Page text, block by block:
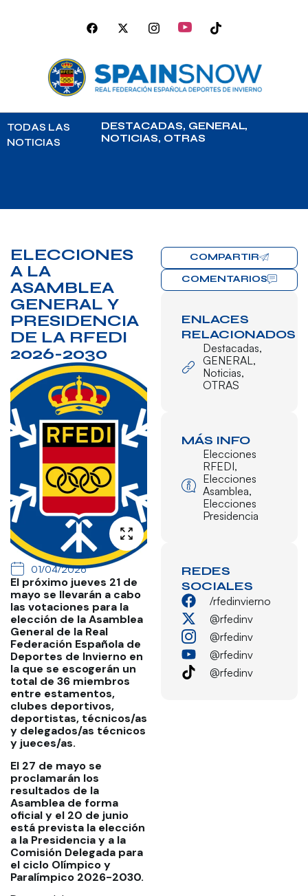
TODAS LAS
NOTICIAS
DESTACADAS, GENERAL,
NOTICIAS, OTRAS
ELECCIONES
A LA
ASAMBLEA
GENERAL Y
PRESIDENCIA
DE LA RFEDI
2026-2030
01/04/2026
El próximo jueves 21 de
mayo se llevarán a cabo
las votaciones para la
elección de la Asamblea
General de la Real
Federación Española de
Deportes de Invierno en
la que se escogerán un
total de 36 miembros
entre estamentos,
clubes deportivos,
deportistas, técnicos/as
y delegados/as técnicos
y jueces/as.
El 27 de mayo se
proclamarán los
resultados de la
Asamblea de forma
oficial y el 20 de junio
está prevista la elección
a la Presidencia y a la
Comisión Delegada para
el ciclo Olímpico y
Paralímpico 2026-2030.
COMPARTIR
COMENTARIOS
ENLACES
RELACIONADOS
Destacadas,
GENERAL,
Noticias,
OTRAS
MÁS INFO
Elecciones
RFEDI,
Elecciones
Asamblea,
Elecciones
Presidencia
REDES
SOCIALES
/rfedinvierno
@rfedinv
@rfedinv
@rfedinv
@rfedinv